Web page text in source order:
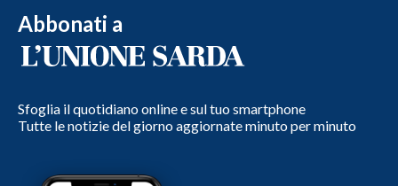
Abbonati a
Sfoglia il quotidiano online e sul tuo smartphone
Tutte le notizie del giorno aggiornate minuto per minuto